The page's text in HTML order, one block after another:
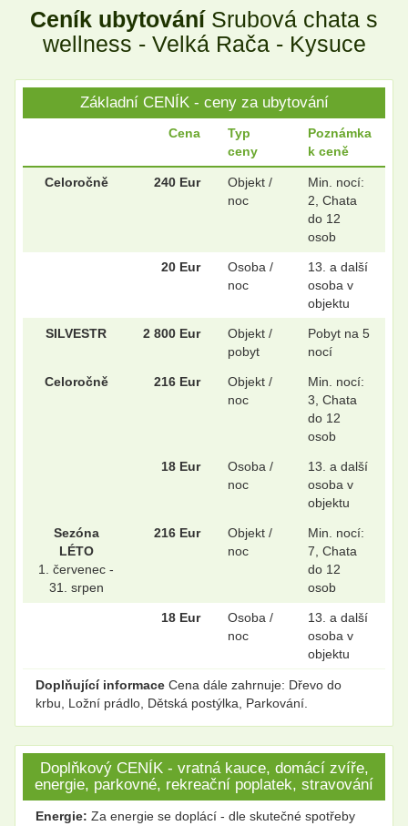
Ceník ubytování Srubová chata s
wellness - Velká Rača - Kysuce
Základní CENÍK - ceny za ubytování
Cena
Typ
ceny
Poznámka
k ceně
Celoročně 240 Eur
Objekt /
noc
Min. nocí:
2, Chata
do 12
osob
20 Eur
Osoba /
noc
13. a další
osoba v
objektu
SILVESTR 2 800 Eur
Objekt /
pobyt
Pobyt na 5
nocí
Celoročně 216 Eur
Objekt /
noc
Min. nocí:
3, Chata
do 12
osob
18 Eur
Osoba /
noc
13. a další
osoba v
objektu
Sezóna
LÉTO
1. červenec -
31. srpen
216 Eur
Objekt /
noc
Min. nocí:
7, Chata
do 12
osob
18 Eur
Osoba /
noc
13. a další
osoba v
objektu
Doplňující informace Cena dále zahrnuje: Dřevo do
krbu, Ložní prádlo, Dětská postýlka, Parkování.
Doplňkový CENÍK - vratná kauce, domácí zvíře,
energie, parkovné, rekreační poplatek, stravování
Energie: Za energie se doplácí - dle skutečné spotřeby